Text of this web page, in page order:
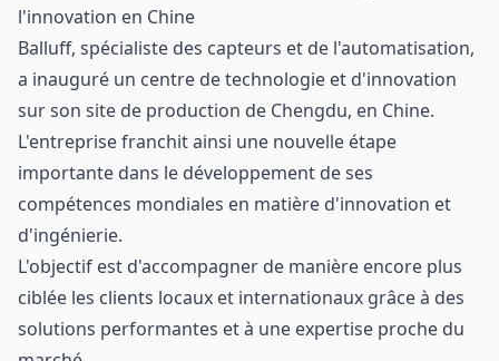
l'innovation en Chine
Balluff, spécialiste des capteurs et de l'automatisation,
a inauguré un centre de technologie et d'innovation
sur son site de production de Chengdu, en Chine.
L'entreprise franchit ainsi une nouvelle étape
importante dans le développement de ses
compétences mondiales en matière d'innovation et
d'ingénierie.
L'objectif est d'accompagner de manière encore plus
ciblée les clients locaux et internationaux grâce à des
solutions performantes et à une expertise proche du